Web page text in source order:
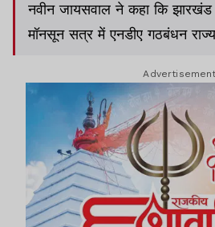
नवीन जायसवाल ने कहा कि झारखंड
मॉनसून सत्र में एनडीए गठबंधन
Advertisement